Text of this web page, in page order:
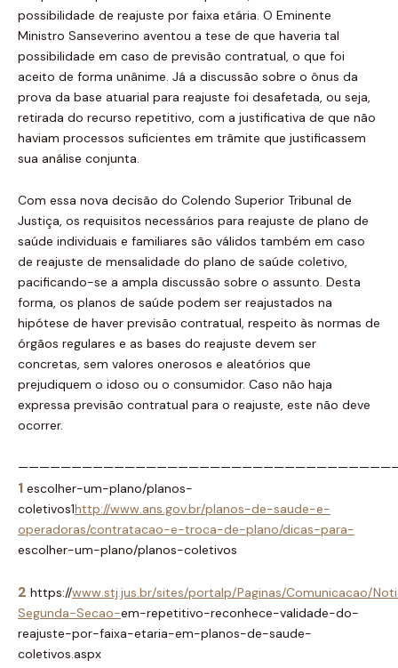
possibilidade de reajuste por faixa etária. O Eminente
Ministro Sanseverino aventou a tese de que haveria tal
possibilidade em caso de previsão contratual, o que foi
aceito de forma unânime. Já a discussão sobre o ônus da
prova da base atuarial para reajuste foi desafetada, ou seja,
retirada do recurso repetitivo, com a justificativa de que não
haviam processos suficientes em trâmite que justificassem
sua análise conjunta.
Com essa nova decisão do Colendo Superior Tribunal de
Justiça, os requisitos necessários para reajuste de plano de
saúde individuais e familiares são válidos também em caso
de reajuste de mensalidade do plano de saúde coletivo,
pacificando-se a ampla discussão sobre o assunto. Desta
forma, os planos de saúde podem ser reajustados na
hipótese de haver previsão contratual, respeito às normas de
órgãos regulares e as bases do reajuste devem ser
concretas, sem valores onerosos e aleatórios que
prejudiquem o idoso ou o consumidor. Caso não haja
expressa previsão contratual para o reajuste, este não deve
ocorrer.
1 escolher-um-plano/planos-
coletivos1http://www.ans.gov.br/planos-de-saude-e-
operadoras/contratacao-e-troca-de-plano/dicas-para-
escolher-um-plano/planos-coletivos
2 https://www.stj.jus.br/sites/portalp/Paginas/Comunicacao/
Segunda-Secao-em-repetitivo-reconhece-validade-do-
reajuste-por-faixa-etaria-em-planos-de-saude-
coletivos.aspx